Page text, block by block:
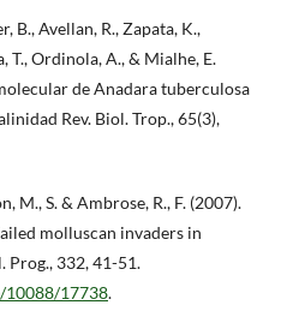
B., Avellan, R., Zapata, K.,
T., Ordinola, A., & Mialhe, E.
de Anadara tuberculosa
Rev. Biol. Trop., 65(3),
M., S. & Ambrose, R., F. (2007).
molluscan invaders in
Prog., 332, 41-51.
10088/17738.